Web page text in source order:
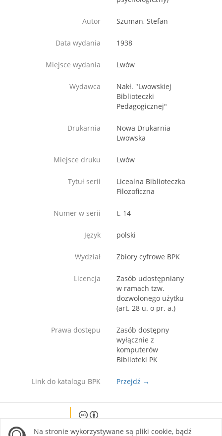
Autor Szuman, Stefan
Data wydania 1938
Miejsce wydania Lwów
Wydawca
Nakł. "Lwowskiej
Biblioteczki
Pedagogicznej"
Drukarnia
Nowa Drukarnia
Lwowska
Miejsce druku Lwów
Tytuł serii
Licealna Biblioteczka
Filozoficzna
Numer w serii t. 14
Język polski
Wydział Zbiory cyfrowe BPK
Licencja
Zasób udostępniany
w ramach tzw.
dozwolonego użytku
(art. 28 u. o pr. a.)
Prawa dostępu
Zasób dostępny
wyłącznie z
komputerów
Biblioteki PK
Link do katalogu BPK Przejdź →
site is licensed under a Creative Commons
Na stronie wykorzystywane są pliki cookie, bądź